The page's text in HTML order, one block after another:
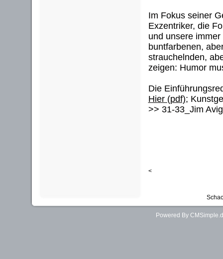
Im Fokus seiner
Exzentriker, die
und unsere
buntfarbenen,
strauchelnden,
zeigen: Humor
Die
Hier (pdf);
>> 31-33_Jim
<
Powered By